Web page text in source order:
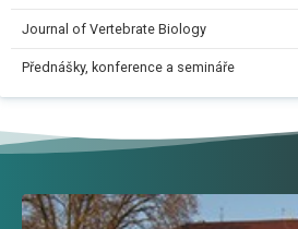
Journal of Vertebrate Biology
Přednášky, konference a semináře